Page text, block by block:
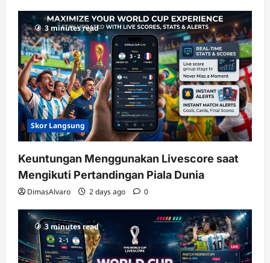
RTP
terupdate
3 minutes read
Skor Langsung
Keuntungan Menggunakan Livescore saat
Mengikuti Pertandingan Piala Dunia
DimasAlvaro 2 days ago 0
3 minutes read